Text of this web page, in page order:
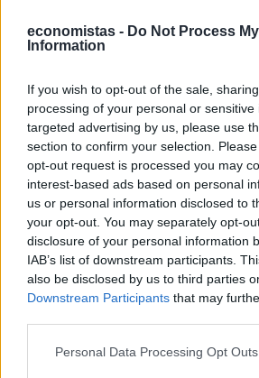
economistas - Do Not Process
Information
If you wish to opt-out of the sale,
processing of your personal or
targeted advertising by us, please use
section to confirm your selection.
opt-out request is processed you may
interest-based ads based on personal
us or personal information disclosed to
your opt-out. You may separately opt-
disclosure of your personal information
IAB’s list of downstream participants.
also be disclosed by us to third parties
Downstream Participants that may
Personal Data Processing Opt Outs
ΚΟΙΝΩΝΙΑ
Γεωργιάδης: Οι αλλάγες στο
νομοσχέδιο είναι υπέρ των
NEWSROOM/21 Αυγ 2023